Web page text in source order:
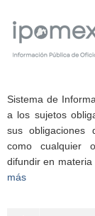
Sistema de
a los sujetos
sus obligaciones
como cualquier
difundir en materia
más